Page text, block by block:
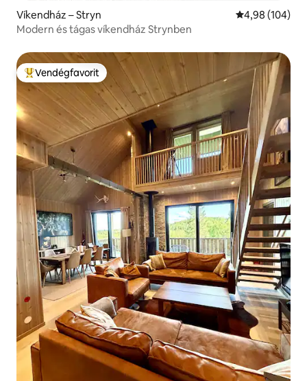
Víkendház – Stryn Átlagos
4,98 (104)
Modern és tágas víkendház Strynben
Kiemelt vendégfavorit
Vendégfavorit